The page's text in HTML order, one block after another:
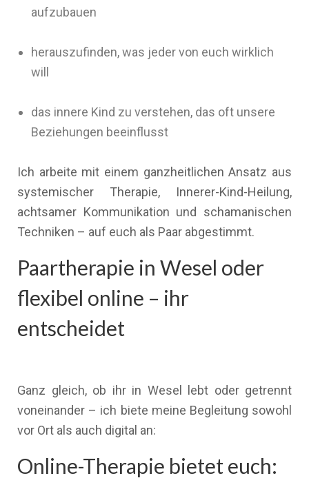
aufzubauen
herauszufinden, was jeder von euch wirklich
will
das innere Kind zu verstehen, das oft unsere
Beziehungen beeinflusst
Ich arbeite mit einem ganzheitlichen Ansatz aus
systemischer Therapie, Innerer-Kind-Heilung,
achtsamer Kommunikation und schamanischen
Techniken – auf euch als Paar abgestimmt.
Paartherapie in Wesel oder
flexibel online – ihr
entscheidet
Ganz gleich, ob ihr in Wesel lebt oder getrennt
voneinander – ich biete meine Begleitung sowohl
vor Ort als auch digital an:
Online-Therapie bietet euch: